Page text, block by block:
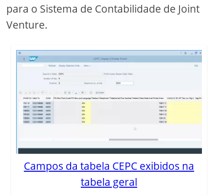
para o Sistema de Contabilidade de Joint
Venture.
Campos da tabela CEPC exibidos na
tabela geral